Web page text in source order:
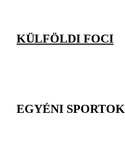
KÜLFÖLDI FOCI
EGYÉNI SPORTOK